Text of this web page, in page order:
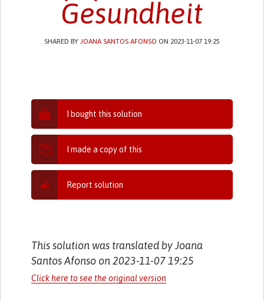
Gesundheit
SHARED BY JOANA SANTOS AFONSO ON 2023-11-07 19:25
I bought this solution
I made a copy of this
Report solution
This solution was translated by Joana
Santos Afonso on 2023-11-07 19:25
Click here to see the original version